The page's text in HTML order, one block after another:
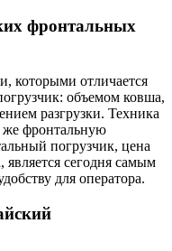
фронтальных
которыми отличается
объемом ковша,
разгрузки. Техника
фронтальную
погрузчик, цена
является сегодня самым
для оператора.